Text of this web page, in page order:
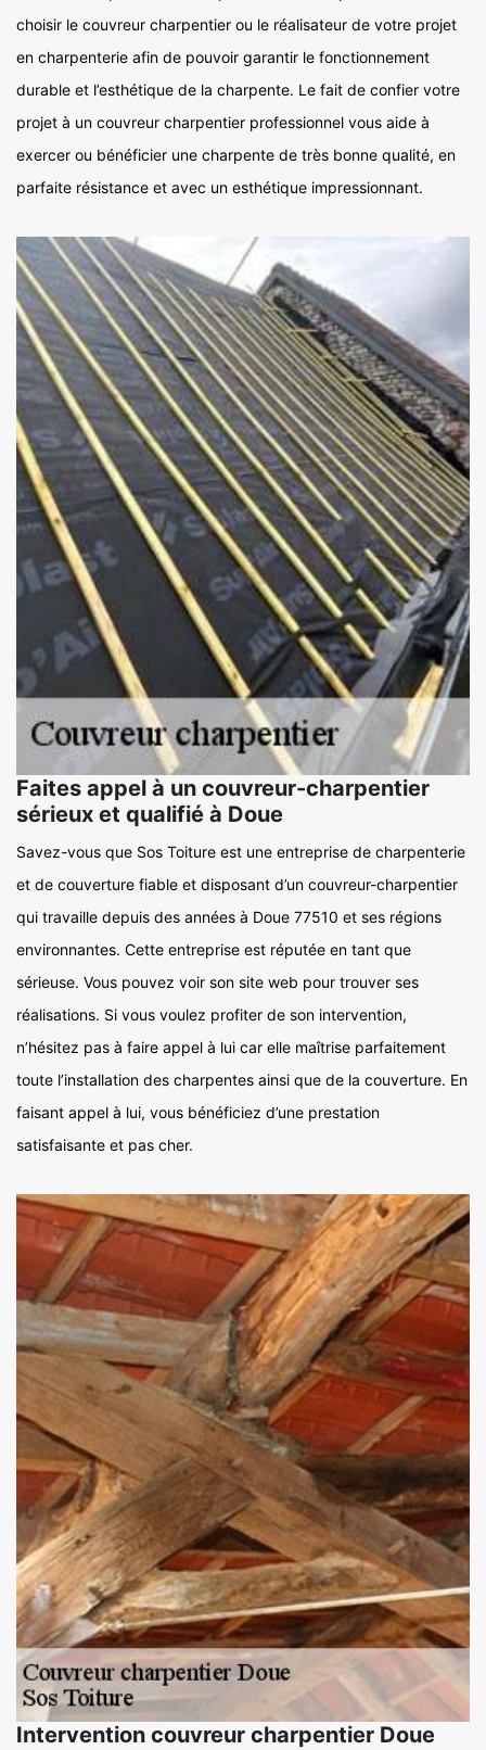
choisir le couvreur charpentier ou le réalisateur de votre projet
en charpenterie afin de pouvoir garantir le fonctionnement
durable et l’esthétique de la charpente. Le fait de confier votre
projet à un couvreur charpentier professionnel vous aide à
exercer ou bénéficier une charpente de très bonne qualité, en
parfaite résistance et avec un esthétique impressionnant.
Faites appel à un couvreur-charpentier
sérieux et qualifié à Doue
Savez-vous que Sos Toiture est une entreprise de charpenterie
et de couverture fiable et disposant d’un couvreur-charpentier
qui travaille depuis des années à Doue 77510 et ses régions
environnantes. Cette entreprise est réputée en tant que
sérieuse. Vous pouvez voir son site web pour trouver ses
réalisations. Si vous voulez profiter de son intervention,
n’hésitez pas à faire appel à lui car elle maîtrise parfaitement
toute l’installation des charpentes ainsi que de la couverture. En
faisant appel à lui, vous bénéficiez d’une prestation
satisfaisante et pas cher.
Intervention couvreur charpentier Doue